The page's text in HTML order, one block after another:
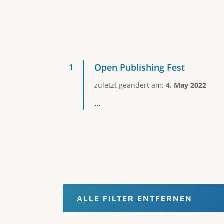
Open Publishing Fest
zuletzt geändert am: 4. May 2022
...
ALLE FILTER ENTFERNEN